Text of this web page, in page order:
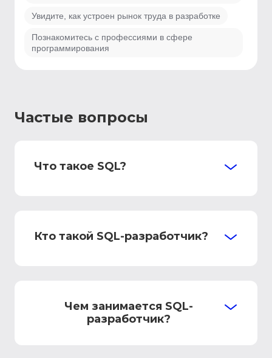
Увидите, как устроен рынок труда в разработке
Познакомитесь с профессиями в сфере
программирования
Частые вопросы
Что такое SQL?
Кто такой SQL-разработчик?
Чем занимается SQL-
разработчик?